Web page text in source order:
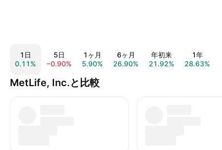
1日
0.11%
5日
−0.90%
1ヶ月
5.90%
6ヶ月
26.90%
年初来
21.92%
1年
28.63%
MetLife, Inc.と比較